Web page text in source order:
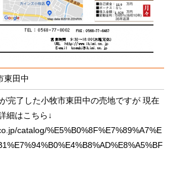
東田中
完了した小牧市東田中の売地ですが 現在
細はこちら↓
catalog/%E5%B0%8F%E7%89%A7%E